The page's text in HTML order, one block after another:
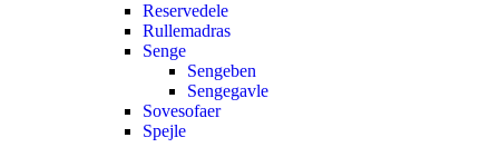
Reservedele
Rullemadras
Senge
Sengeben
Sengegavle
Sovesofaer
Spejle